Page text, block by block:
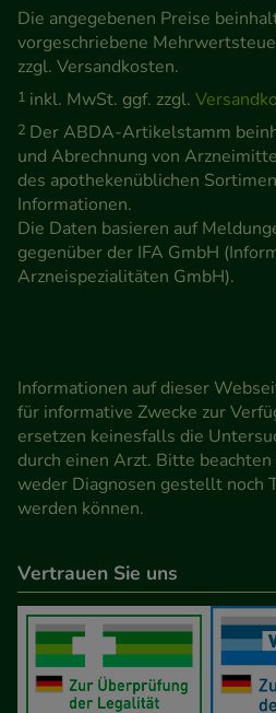
Die angegebenen Preise
vorgeschriebene
zzgl. Versandkosten.
1 inkl. MwSt. ggf. zzgl.
2 Der ABDA-Artikelstamm
und Abrechnung von
des apothekenüblichen
Informationen.
Die Daten basieren auf
gegenüber der IFA GmbH
Arzneispezialitäten GmbH).
Informationen auf dieser
für informative Zwecke zur
ersetzen keinesfalls die
durch einen Arzt. Bitte beachten
weder Diagnosen gestellt noch
werden können.
Vertrauen Sie uns